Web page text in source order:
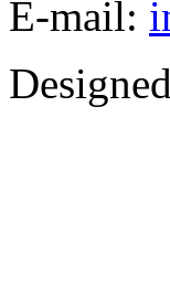
E-mail: